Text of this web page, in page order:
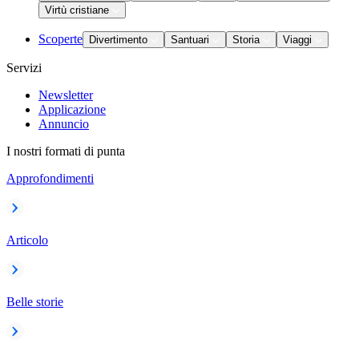
Virtù cristiane
Scoperte Divertimento Santuari Storia Viaggi
Servizi
Newsletter
Applicazione
Annuncio
I nostri formati di punta
Approfondimenti
Articolo
Belle storie